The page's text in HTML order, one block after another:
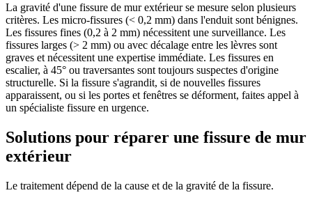
La gravité d'une fissure de mur extérieur se mesure selon plusieurs
critères. Les micro-fissures (< 0,2 mm) dans l'enduit sont bénignes.
Les fissures fines (0,2 à 2 mm) nécessitent une surveillance. Les
fissures larges (> 2 mm) ou avec décalage entre les lèvres sont
graves et nécessitent une expertise immédiate. Les fissures en
escalier, à 45° ou traversantes sont toujours suspectes d'origine
structurelle. Si la fissure s'agrandit, si de nouvelles fissures
apparaissent, ou si les portes et fenêtres se déforment, faites appel à
un spécialiste fissure en urgence.
Solutions pour réparer une fissure de mur
extérieur
Le traitement dépend de la cause et de la gravité de la fissure.